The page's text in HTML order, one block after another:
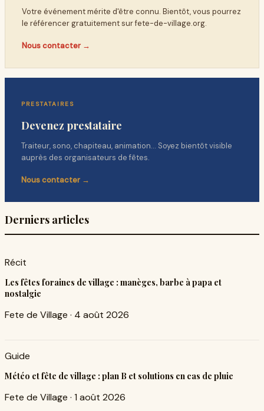
Votre événement mérite d'être connu. Bientôt, vous pourrez
le référencer gratuitement surfete-de-village.org.
Nous contacter →
PRESTATAIRES
Devenez prestataire
Traiteur, sono, chapiteau, animation… Soyez bientôt visible
auprès des organisateurs de fêtes.
Nous contacter →
Derniers articles
Récit
Les fêtes foraines de village : manèges, barbe à papa et
nostalgie
Fete de Village · 4 août 2026
Guide
Météo et fête de village : plan B et solutions en cas de pluie
Fete de Village · 1 août 2026